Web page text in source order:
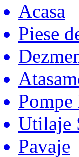
Acasa
Piese
Utilaje
Pavaje